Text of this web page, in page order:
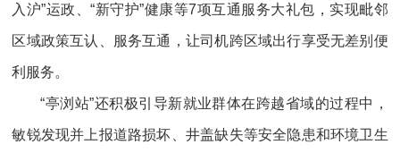
入沪”运政、“新守护”健康等7项互通服务大礼包，实现毗邻
区域政策互认、服务互通，让司机跨区域出行享受无差别便
利服务。
“亭浏站”还积极引导新就业群体在跨越省域的过程中，
敏锐发现并上报道路损坏、井盖缺失等安全隐患和环境卫生